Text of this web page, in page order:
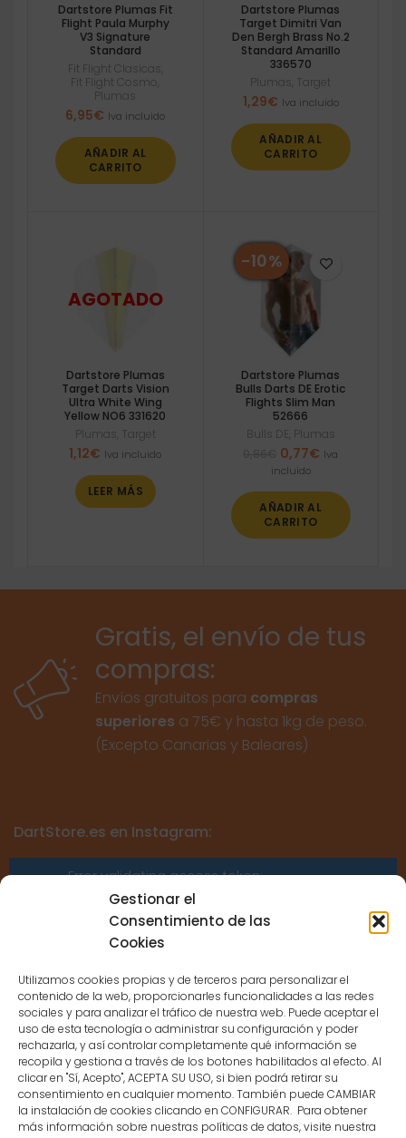
Gestionar el
Consentimiento de las
Cookies
Utilizamos cookies propias y de terceros para personalizar el
contenido de la web, proporcionarles funcionalidades a las redes
sociales y para analizar el tráfico de nuestra web. Puede aceptar el
uso de esta tecnología o administrar su configuración y poder
rechazarla, y así controlar completamente qué información se
recopila y gestiona a través de los botones habilitados al efecto. Al
clicar en "Sí, Acepto", ACEPTA SU USO, si bien podrá retirar su
consentimiento en cualquier momento. También puede CAMBIAR
la instalación de cookies clicando en CONFIGURAR. Para obtener
más información sobre nuestras políticas de datos, visite nuestra
Dartstore Plumas Fit
Flight Paula Murphy
V3 Signature
Standard
Fit Flight Clasicas
Fit Flight Cosmo
Plumas
6,95€ Iva incluido
AÑADIR AL
CARRITO
Dartstore Plumas
Target Dimitri Van
Den Bergh Brass No.2
Standard Amarillo
336570
Plumas Target
1,29€ Iva incluido
AÑADIR AL
CARRITO
Dartstore Plumas
Target Darts Vision
Ultra White Wing
Yellow NO6 331620
Plumas Target
1,12€ Iva incluido
LEER MÁS
-10%
Dartstore Plumas
Bulls Darts DE Erotic
Flights Slim Man
52666
Bulls DE Plumas
El
precio
era:
0,86€.
0,77€ El
0,77€.
Iva
incluido
AÑADIR AL
CARRITO
Gratis, el envío de tus
compras:
Envíos gratuitos para compras
superiores a 75€ y hasta 1kg de peso.
(Excepto Canarias y Baleares)
DartStore.es en Instagram:
Error validating access token:
Sessions for the user are not allowed
because the user is not a confirmed
CONTACTO
MENÚ PRINCIPAL